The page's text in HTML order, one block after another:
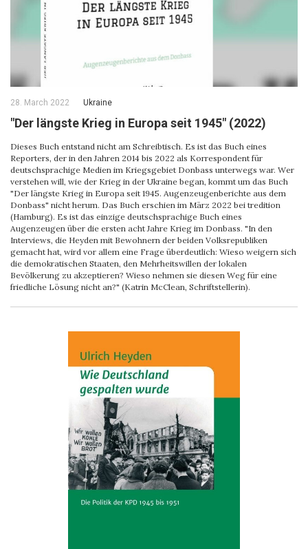
28. March 2022 Ukraine
"Der längste Krieg in Europa seit 1945" (2022)
Dieses Buch entstand nicht am Schreibtisch. Es ist das Buch eines
Reporters, der in den Jahren 2014 bis 2022 als Korrespondent für
deutschsprachige Medien im Kriegsgebiet Donbass unterwegs war. Wer
verstehen will, wie der Krieg in der Ukraine began, kommt um das Buch
"Der längste Krieg in Europa seit 1945. Augenzeugenberichte aus dem
Donbass" nicht herum. Das Buch erschien im März 2022 bei tredition
(Hamburg). Es ist das einzige deutschsprachige Buch eines
Augenzeugen über die ersten acht Jahre Krieg im Donbass. "In den
Interviews, die Heyden mit Bewohnern der beiden Volksrepubliken
gemacht hat, wird vor allem eine Frage überdeutlich: Wieso weigern sich
die demokratischen Staaten, den Mehrheitswillen der lokalen
Bevölkerung zu akzeptieren? Wieso nehmen sie diesen Weg für eine
friedliche Lösung nicht an?" (Katrin McClean, Schriftstellerin).